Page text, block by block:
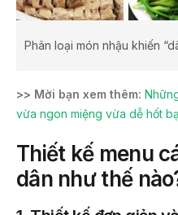
Phân loại món nhậu khiến
>> Mời bạn xem thêm:
vừa ngon miệng vừa dễ hốt
Thiết kế menu
dân như thế